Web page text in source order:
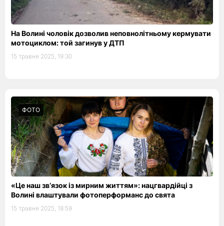
На Волині чоловік дозволив неповнолітньому кермувати
мотоциклом: той загинув у ДТП
15 травня 2025, 19:30
ФОТО
«Це наш зв’язок із мирним життям»: нацгвардійці з
Волині влаштували фотоперформанс до свята
15 травня 2025, 18:59